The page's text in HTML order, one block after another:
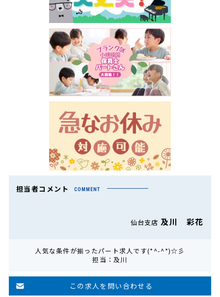
担当者コメント COMMENT
仙台支店及川 彩花
人気な条件が揃ったパート求人です(*^-^*)☆彡
担当：及川
この求人を問い合わせる